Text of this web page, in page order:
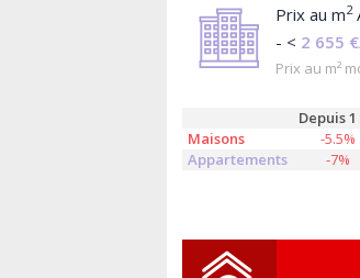
Prix au m2
- < 2 655
Prix au m²
Depuis 1
Maisons
-5.5%
Appartements
-7%